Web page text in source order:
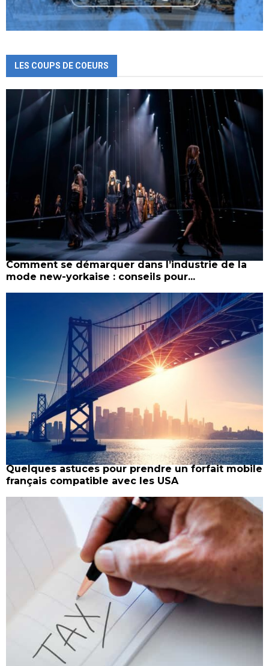
LES COUPS DE COEURS
Comment se démarquer dans l’industrie de la
mode new-yorkaise : conseils pour...
Quelques astuces pour prendre un forfait mobile
français compatible avec les USA